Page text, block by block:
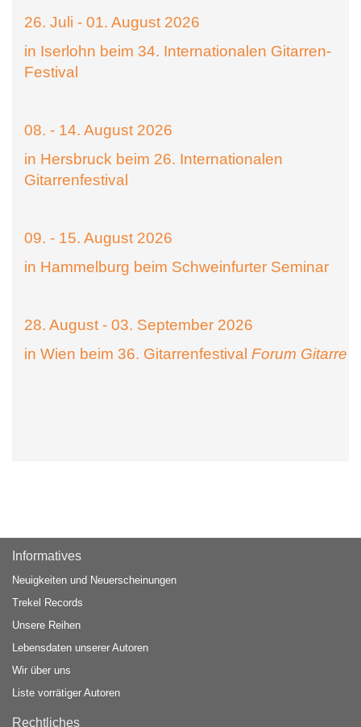
26. Juli - 01. August 2026
in Iserlohn beim 34. Internationalen Gitarren-
Festival
08. - 14. August 2026
in Hersbruck beim 26. Internationalen
Gitarrenfestival
09. - 15. August 2026
in Hammelburg beim Schweinfurter Seminar
28. August - 03. September 2026
in Wien beim 36. Gitarrenfestival Forum Gitarre
Informatives
Neuigkeiten und Neuerscheinungen
Trekel Records
Unsere Reihen
Lebensdaten unserer Autoren
Wir über uns
Liste vorrätiger Autoren
Rechtliches